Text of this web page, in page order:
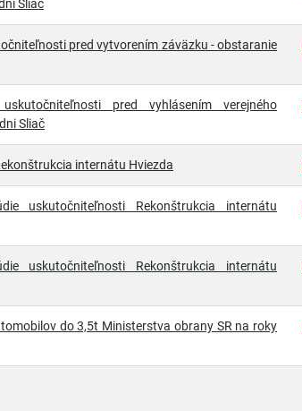
Sliač
pred vytvorením záväzku - obstaranie
pred vyhlásením verejného
Sliač
internátu Hviezda
uskutočniteľnosti Rekonštrukcia internátu
uskutočniteľnosti Rekonštrukcia internátu
do 3,5t Ministerstva obrany SR na roky